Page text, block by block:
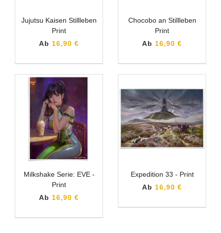
Jujutsu Kaisen Stillleben
Print
Ab 16,90 €
Chocobo an Stillleben
Print
Ab 16,90 €
Milkshake Serie: EVE -
Print
Ab 16,90 €
Expedition 33 - Print
Ab 16,90 €